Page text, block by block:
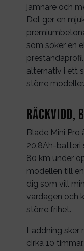
jämnare och
Det ger en
som söker en
alternativ i ett
större modeller.
Räckvidd,
Blade Mini
20.8Ah-batteri
80 km under
modellen till
dig som vill
vardagen och
större frihet.
Laddning sker
cirka 10